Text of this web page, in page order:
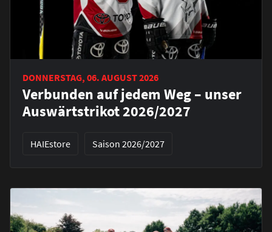
DONNERSTAG, 06. AUGUST 2026
Verbunden auf jedem Weg – unser
Auswärtstrikot 2026/2027
HAIEstore Saison 2026/2027